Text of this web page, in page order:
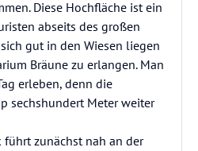
Diese Hochfläche ist ein
abseits des großen
gut in den Wiesen liegen
Bräune zu erlangen. Man
erleben, denn die
sechshundert Meter weiter
führt zunächst nah an der